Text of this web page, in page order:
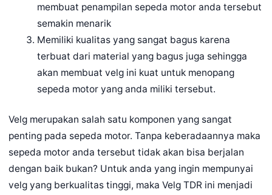
membuat penampilan sepeda motor anda tersebut
semakin menarik
Memiliki kualitas yang sangat bagus karena
terbuat dari material yang bagus juga sehingga
akan membuat velg ini kuat untuk menopang
sepeda motor yang anda miliki tersebut.
Velg merupakan salah satu komponen yang sangat
penting pada sepeda motor. Tanpa keberadaannya maka
sepeda motor anda tersebut tidak akan bisa berjalan
dengan baik bukan? Untuk anda yang ingin mempunyai
velg yang berkualitas tinggi, maka Velg TDR ini menjadi